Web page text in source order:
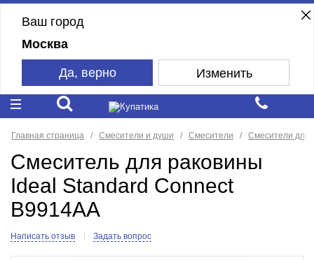
Ваш город
Москва
Да, верно Изменить
Главная страница Смесители и души Смесители Смесители для
Смеситель для раковины
Ideal Standard Connect
B9914AA
Написать отзыв Задать вопрос